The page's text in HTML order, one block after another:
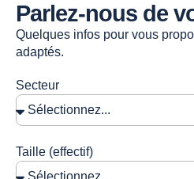
Parlez-nous de
Quelques infos pour vous
adaptés.
Secteur
Taille (effectif)